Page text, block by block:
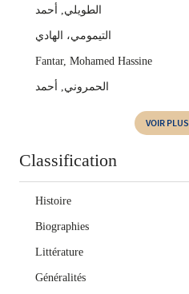
الطويلي, أحمد
التيمومي، الهادي
Fantar, Mohamed Hassine
الحمروني, أحمد‏
VOIR PLUS
Classification
Histoire
Biographies
Littérature
Généralités